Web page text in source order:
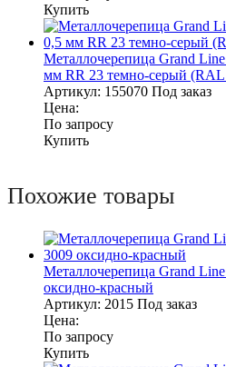
Купить
Металлочерепица Grand
мм RR 23 темно-серый (RAL
Артикул: 155070 Под заказ
Цена:
По запросу
Купить
Похожие товары
Металлочерепица Grand
оксидно-красный
Артикул: 2015 Под заказ
Цена:
По запросу
Купить